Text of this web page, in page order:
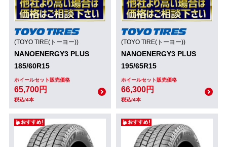
(TOYO TIRE(トーヨー))
NANOENERGY3 PLUS
185/60R15
ホイールセット販売価格
65,700円
税込/4本
(TOYO TIRE(トーヨー))
NANOENERGY3 PLUS
195/65R15
ホイールセット販売価格
66,300円
税込/4本